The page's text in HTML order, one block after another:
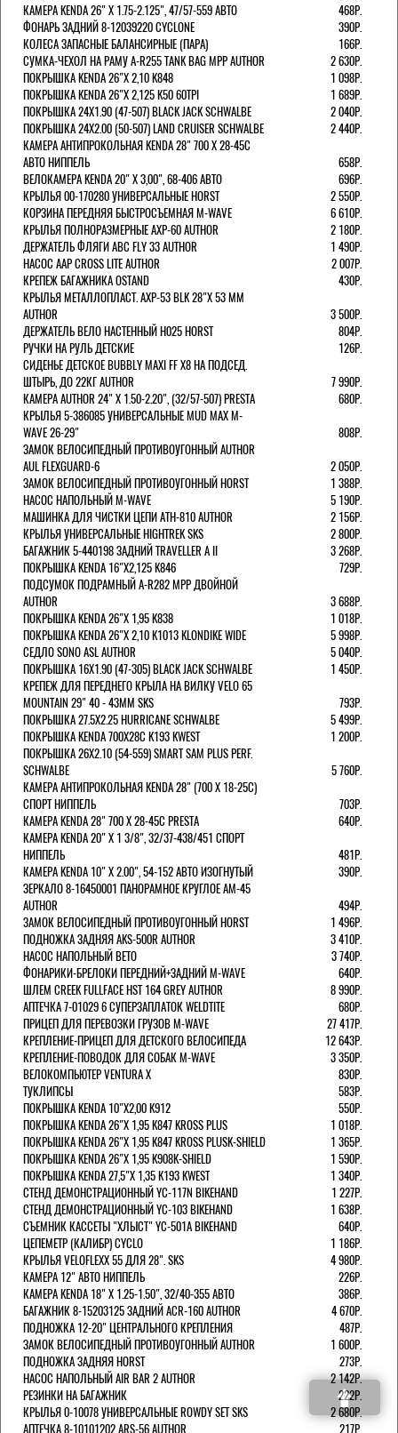
КАМЕРА KENDA 26" Х 1.75-2.125", 47/57-559 АВТО
468Р.
ФОНАРЬ ЗАДНИЙ 8-12039220 CYCLONE
390Р.
КОЛЕСА ЗАПАСНЫЕ БАЛАНСИРНЫЕ (ПАРА)
166Р.
CУМКА-ЧЕХОЛ НА РАМУ A-R255 TANK BAG MPP AUTHOR
2 630Р.
ПОКРЫШКА KENDA 26"Х 2,10 K848
1 098Р.
ПОКРЫШКА KENDA 26"Х 2,125 K50 60TPI
1 689Р.
ПОКРЫШКА 24X1.90 (47-507) BLACK JACK SCHWALBE
2 040Р.
ПОКРЫШКА 24X2.00 (50-507) LAND CRUISER SCHWALBE
2 440Р.
КАМЕРА АНТИПРОКОЛЬНАЯ KENDA 28" 700 Х 28-45C
АВТО НИППЕЛЬ
658Р.
ВЕЛОКАМЕРА KENDA 20" Х 3,00", 68-406 АВТО
696Р.
КРЫЛЬЯ 00-170280 УНИВЕРСАЛЬНЫЕ HORST
2 550Р.
КОРЗИНА ПЕРЕДНЯЯ БЫСТРОСЪЕМНАЯ M-WAVE
6 610Р.
КРЫЛЬЯ ПОЛНОРАЗМЕРНЫЕ AXP-60 AUTHOR
2 180Р.
ДЕРЖАТЕЛЬ ФЛЯГИ АВС FLY 33 AUTHOR
1 490Р.
НАСОС AAP CROSS LITE AUTHOR
2 007Р.
КРЕПЕЖ БАГАЖНИКА OSTAND
430Р.
КРЫЛЬЯ МЕТАЛЛОПЛАСТ. AXP-53 BLK 28"Х 53 ММ
AUTHOR
3 500Р.
ДЕРЖАТЕЛЬ ВЕЛО НАСТЕННЫЙ H025 HORST
804Р.
РУЧКИ НА РУЛЬ ДЕТСКИЕ
126Р.
СИДЕНЬЕ ДЕТСКОЕ BUBBLY MAXI FF X8 НА ПОДСЕД.
ШТЫРЬ, ДО 22КГ AUTHOR
7 990Р.
КАМЕРА AUTHOR 24" Х 1.50-2.20", (32/57-507) PRESTA
680Р.
КРЫЛЬЯ 5-386085 УНИВЕРСАЛЬНЫЕ MUD MAX M-
WAVE 26-29"
808Р.
ЗАМОК ВЕЛОСИПЕДНЫЙ ПРОТИВОУГОННЫЙ AUTHOR
AUL FLEXGUARD-6
2 050Р.
ЗАМОК ВЕЛОСИПЕДНЫЙ ПРОТИВОУГОННЫЙ HORST
1 388Р.
НАСОС НАПОЛЬНЫЙ M-WAVE
5 190Р.
МАШИНКА ДЛЯ ЧИСТКИ ЦЕПИ ATH-810 AUTHOR
2 156Р.
КРЫЛЬЯ УНИВЕРСАЛЬНЫЕ HIGHTREK SKS
2 800Р.
БАГАЖНИК 5-440198 ЗАДНИЙ TRAVELLER A II
3 268Р.
ПОКРЫШКА KENDA 16"Х2,125 K846
729Р.
ПОДСУМОК ПОДРАМНЫЙ A-R282 MPP ДВОЙНОЙ
AUTHOR
3 688Р.
ПОКРЫШКА KENDA 26"Х 1,95 K838
1 018Р.
ПОКРЫШКА KENDA 26"Х 2,10 K1013 KLONDIKE WIDE
5 998Р.
СЕДЛО SONO ASL AUTHOR
5 040Р.
ПОКРЫШКА 16X1.90 (47-305) BLACK JACK SCHWALBE
1 450Р.
КРЕПЕЖ ДЛЯ ПЕРЕДНЕГО КРЫЛА НА ВИЛКУ VELO 65
MOUNTAIN 29" 40 - 43ММ SKS
793Р.
ПОКРЫШКА 27.5X2.25 HURRICANE SCHWALBE
5 499Р.
ПОКРЫШКА KENDA 700Х28С K193 KWEST
1 200Р.
ПОКРЫШКА 26X2.10 (54-559) SMART SAM PLUS PERF.
SCHWALBE
5 760Р.
КАМЕРА АНТИПРОКОЛЬНАЯ KENDA 28" (700 Х 18-25C)
СПОРТ НИППЕЛЬ
703Р.
КАМЕРА KENDA 28" 700 Х 28-45С PRESTA
640Р.
КАМЕРА KENDA 20" Х 1 3/8", 32/37-438/451 СПОРТ
НИППЕЛЬ
481Р.
КАМЕРА KENDA 10" Х 2.00", 54-152 АВТО ИЗОГНУТЫЙ
390Р.
ЗЕРКАЛО 8-16450001 ПАНОРАМНОЕ КРУГЛОЕ AM-45
AUTHOR
494Р.
ЗАМОК ВЕЛОСИПЕДНЫЙ ПРОТИВОУГОННЫЙ HORST
1 496Р.
ПОДНОЖКА ЗАДНЯЯ AKS-500R AUTHOR
3 410Р.
НАСОС НАПОЛЬНЫЙ BETO
3 740Р.
ФОНАРИКИ-БРЕЛОКИ ПЕРЕДНИЙ+ЗАДНИЙ M-WAVE
640Р.
ШЛЕМ CREEK FULLFACE HST 164 GREY AUTHOR
8 990Р.
АПТЕЧКА 7-01029 6 СУПЕРЗАПЛАТОК WELDTITE
680Р.
ПРИЦЕП ДЛЯ ПЕРЕВОЗКИ ГРУЗОВ M-WAVE
27 417Р.
КРЕПЛЕНИЕ-ПРИЦЕП ДЛЯ ДЕТСКОГО ВЕЛОСИПЕДА
12 643Р.
КРЕПЛЕНИЕ-ПОВОДОК ДЛЯ СОБАК M-WAVE
3 350Р.
ВЕЛОКОМПЬЮТЕР VENTURA Х
830Р.
ТУКЛИПСЫ
583Р.
ПОКРЫШКА KENDA 10"Х2,00 K912
550Р.
ПОКРЫШКА KENDA 26"Х 1,95 K847 KROSS PLUS
1 018Р.
ПОКРЫШКА KENDA 26"Х 1,95 K847 KROSS PLUSK-SHIELD
1 365Р.
ПОКРЫШКА KENDA 26"Х 1,95 K908K-SHIELD
1 590Р.
ПОКРЫШКА KENDA 27,5"Х 1,35 K193 KWEST
1 340Р.
СТЕНД ДЕМОНСТРАЦИОННЫЙ YC-117N BIKEHAND
1 227Р.
СТЕНД ДЕМОНСТРАЦИОННЫЙ YC-103 BIKEHAND
1 638Р.
СЪЕМНИК КАССЕТЫ "ХЛЫСТ" YC-501A BIKEHAND
640Р.
ЦЕПЕМЕТР (КАЛИБР) CYCLO
1 186Р.
КРЫЛЬЯ VELOFLEXX 55 ДЛЯ 28". SKS
4 980Р.
КАМЕРА 12" АВТО НИППЕЛЬ
226Р.
КАМЕРА KENDA 18" Х 1.25-1.50", 32/40-355 АВТО
386Р.
БАГАЖНИК 8-15203125 ЗАДНИЙ ACR-160 AUTHOR
4 670Р.
ПОДНОЖКА 12-20" ЦЕНТРАЛЬНОГО КРЕПЛЕНИЯ
487Р.
ЗАМОК ВЕЛОСИПЕДНЫЙ ПРОТИВОУГОННЫЙ AUTHOR
1 600Р.
ПОДНОЖКА ЗАДНЯЯ HORST
273Р.
НАСОС НАПОЛЬНЫЙ AIR BAR 2 AUTHOR
2 142Р.
РЕЗИНКИ НА БАГАЖНИК
222Р.
КРЫЛЬЯ 0-10078 УНИВЕРСАЛЬНЫЕ ROWDY SET SKS
2 680Р.
АПТЕЧКА 8-10101202 ARS-56 AUTHOR
217Р.